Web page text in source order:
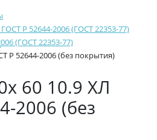
Р 52644-2006 (ГОСТ 22353-77)
(ГОСТ 22353-77)
Р 52644-2006 (без покрытия)
60 10.9 ХЛ
2006 (без